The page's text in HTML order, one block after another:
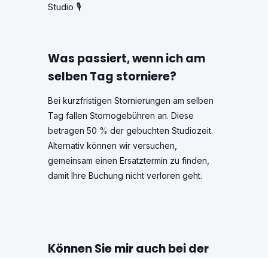
Studio 🎙️
Was passiert, wenn ich am
selben Tag storniere?
Bei kurzfristigen Stornierungen am selben
Tag fallen Stornogebühren an. Diese
betragen 50 % der gebuchten Studiozeit.
Alternativ können wir versuchen,
gemeinsam einen Ersatztermin zu finden,
damit Ihre Buchung nicht verloren geht.
Können Sie mir auch bei der